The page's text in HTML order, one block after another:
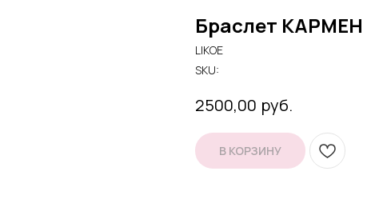
Браслет КАРМЕН
LIKOE
SKU:
2500,00 руб.
В КОРЗИНУ